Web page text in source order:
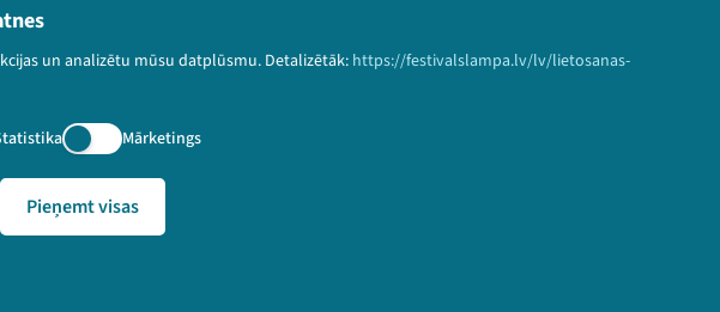
un analizētu mūsu datplūsmu. Detalizētāk: https://festivalslampa.lv/lv/lietosanas-
Mārketings
Pieņemt visas
garām aktuālāko informāciju!
Pieteikties